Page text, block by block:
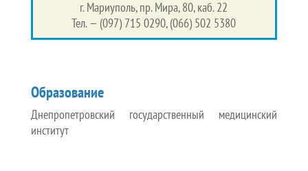
г. Мариуполь, пр. Мира, 80, каб. 22
Тел. — (097) 715 0290, (066) 502 5380
Образование
Днепропетровский государственный медицинский
институт